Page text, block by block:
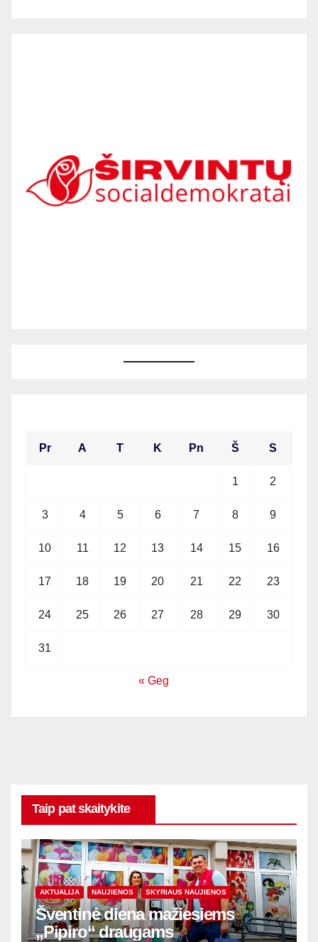
Pr A T K Pn Š S
1 2
3 4 5 6 7 8 9
10 11 12 13 14 15 16
17 18 19 20 21 22 23
24 25 26 27 28 29 30
31
« Geg
Taip pat skaitykite
AKTUALIJA NAUJIENOS SKYRIAUS NAUJIENOS
Šventinė diena mažiesiems
„Pipiro“ draugams